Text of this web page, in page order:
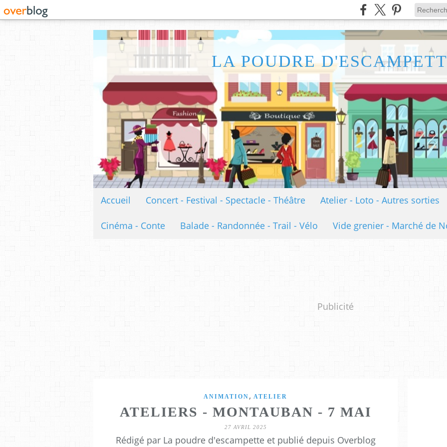
LA POUDRE
Accueil Concert - Festival - Spectacle - Théâtre Atelier - Loto - Autres sorties
Cinéma - Conte Balade - Randonnée - Trail - Vélo Vide grenier - Marché de
Publicité
ANIMATION , ATELIER
ATELIERS - MONTAUBAN - 7 MAI
27 AVRIL 2025
Rédigé par La poudre d'escampette et publié depuis Overblog